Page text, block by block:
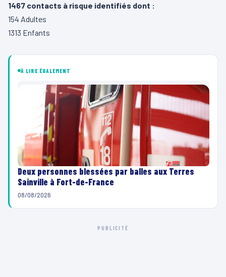
1467 contacts à risque identifiés dont :
154 Adultes
1313 Enfants
À LIRE ÉGALEMENT
Deux personnes blessées par balles aux Terres
Sainville à Fort-de-France
08/08/2026
PUBLICITÉ